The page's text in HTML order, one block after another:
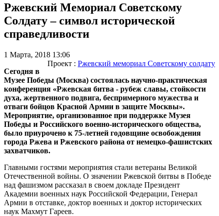
Ржевский Мемориал Советскому
Солдату – символ исторической
справедливости
1 Марта, 2018 13:06
Проект : Ржевский мемориал Советскому солдату
Сегодня в
Музее Победы (Москва) состоялась научно-практическая
конференция «Ржевская битва - рубеж славы, стойкости
духа, жертвенного подвига, беспримерного мужества и
отваги бойцов Красной Армии в защите Москвы».
Мероприятие, организованное при поддержке Музея
Победы и Российского военно-исторического общества,
было приурочено к 75-летней годовщине освобождения
города Ржева и Ржевского района от немецко-фашистских
захватчиков.
Главными гостями мероприятия стали ветераны Великой
Отечественной войны. О значении Ржевской битвы в Победе
над фашизмом рассказал в своем докладе Президент
Академии военных наук Российской Федерации, Генерал
Армии в отставке, доктор военных и доктор исторических
наук Махмут Гареев.